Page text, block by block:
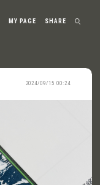
MY PAGE SHARE
2024/09/15 00:24